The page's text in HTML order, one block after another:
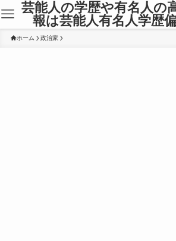
芸能人の学歴や有名人の
報は芸能人有名人学歴
ホーム 政治家